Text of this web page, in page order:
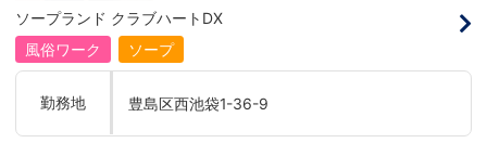
神】を持っている方を求めています。さら
に！『ハピネスグループは、店舗数が増え
ます！！』つまり…【店長/幹部】の空き
枠があるってことです。実際に働いてみ
職者になれない(´;ω;｀)なんて経験はあり
ませんか？？当グループは年功序列ではな
く実力主義です。頑張り次第でいくらでも
ソープランド クラブハートDX
風俗ワーク
ソープ
勤務地 豊島区西池袋1-36-9